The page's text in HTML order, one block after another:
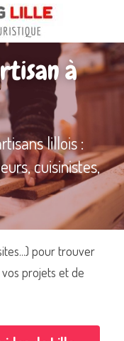
à
lillois :
cuisinistes,
pour trouver
projets et de